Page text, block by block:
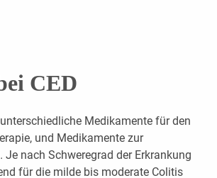
CED
Medikamente für den
und Medikamente zur
nach Schweregrad der Erkrankung
für die milde bis moderate Colitis